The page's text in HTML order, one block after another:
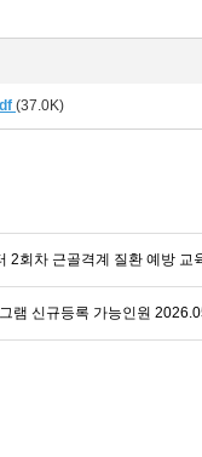
(37.0K)
2회차 근골격계 질환 예방 교
램 신규등록 가능인원